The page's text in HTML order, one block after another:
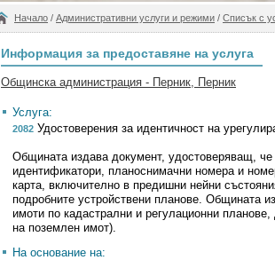
Начало / Административни услуги и режими / Списък с
Информация за предоставяне на услуга
Общинска администрация - Перник, Перник
Услуга:
2082 Удостоверения за идентичност на
Общината издава документ, удостоверяващ,
идентификатори, планоснимачни номера и
карта, включително в предишни нейни
подробните устройствени планове. Общината
имоти по кадастрални и регулационни
на поземлен имот).
На основание на: